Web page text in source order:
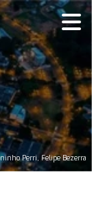
Perri, Felipe Bezerra